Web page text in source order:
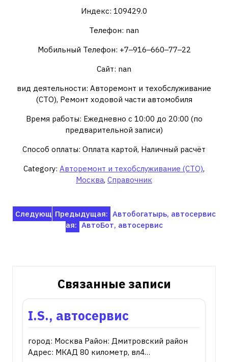
Индекс: 109429.0
Телефон: nan
Мобильный Телефон: +7‒916‒660‒77‒22
Сайт: nan
вид деятельности: Авторемонт и техобслуживание
(СТО), Ремонт ходовой части автомобиля
Время работы: Ежедневно с 10:00 до 20:00 (по
предварительной записи)
Способ оплаты: Оплата картой, Наличный расчёт
Category: Авторемонт и техобслуживание (СТО),
Москва, Справочник
НавигацияПредыдущая: Автобогатырь, автосервис
Следующ
ая: АвтоБот, автосервис
Связанные записи
I.S., автосервис
город: Москва Район: Дмитровский район
Адрес: МКАД 80 километр, вл4…